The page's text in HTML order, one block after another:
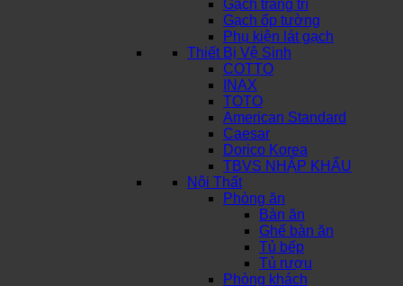
Gạch trang trí
Gạch ốp tường
Phụ kiện lát gạch
Thiết Bị Vệ Sinh
COTTO
INAX
TOTO
American Standard
Caesar
Dorico Korea
TBVS NHẬP KHẨU
Nội Thất
Phòng ăn
Bàn ăn
Ghế bàn ăn
Tủ bếp
Tủ rượu
Phòng khách